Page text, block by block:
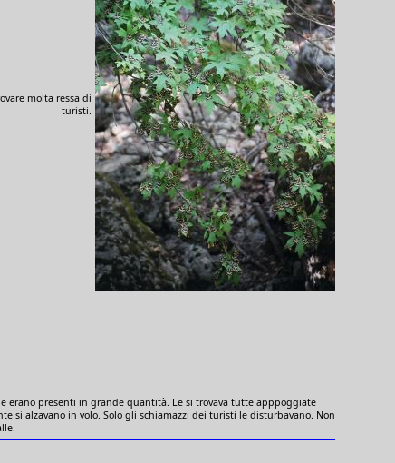
molta ressa di
turisti.
erano presenti in grande quantità. Le si trovava tutte apppoggiate
si alzavano in volo. Solo gli schiamazzi dei turisti le disturbavano. Non